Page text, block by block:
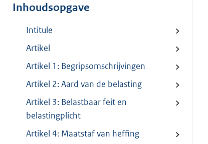
Inhoudsopgave
Intitule
Artikel
Artikel 1: Begripsomschrijvingen
Artikel 2: Aard van de belasting
Artikel 3: Belastbaar feit en
belastingplicht
Artikel 4: Maatstaf van heffing